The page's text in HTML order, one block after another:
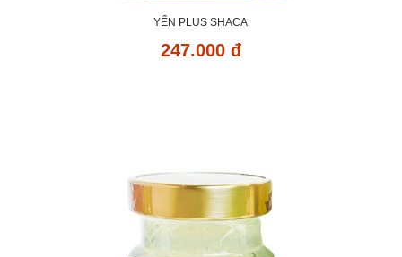
YẾN PLUS SHACA
247.000 đ